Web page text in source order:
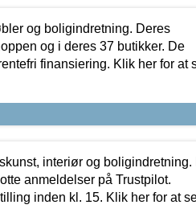
og boligindretning. Deres
og i deres 37 butikker. De
finansiering. Klik her for at
interiør og boligindretning.
anmeldelser på Trustpilot.
inden kl. 15. Klik her for at